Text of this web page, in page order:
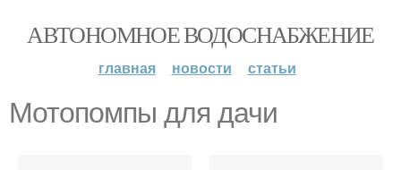
АВТОНОМНОЕ ВОДОСНАБЖЕНИЕ
главная новости статьи
Мотопомпы для дачи